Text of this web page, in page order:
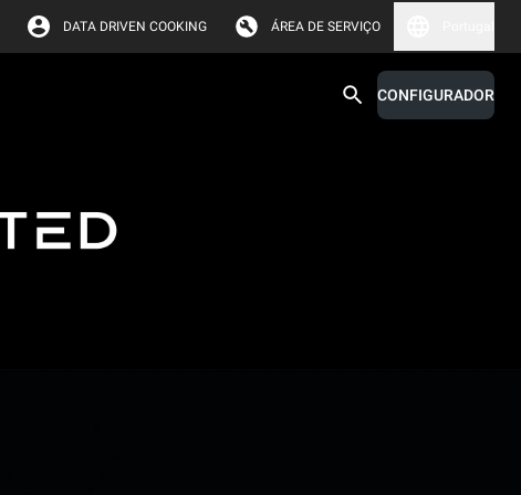
DATA DRIVEN COOKING ÁREA DE SERVIÇO
CONFIGURADOR